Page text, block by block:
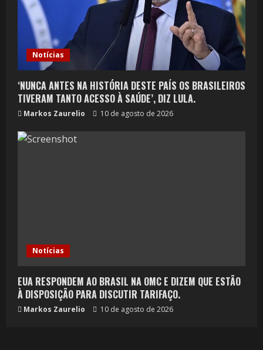
Notícias
‘NUNCA ANTES NA HISTÓRIA DESTE PAÍS OS BRASILEIROS
TIVERAM TANTO ACESSO À SAÚDE’, DIZ LULA.
Markos Zaurelio 10 de agosto de 2026
Notícias
EUA RESPONDEM AO BRASIL NA OMC E DIZEM QUE ESTÃO
À DISPOSIÇÃO PARA DISCUTIR TARIFAÇO.
Markos Zaurelio 10 de agosto de 2026